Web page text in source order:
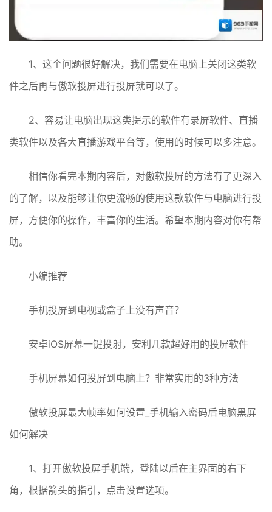
1、这个问题很好解决，我们需要在电脑上关闭这类软
件之后再与傲软投屏进行投屏就可以了。
2、容易让电脑出现这类提示的软件有录屏软件、直播
类软件以及各大直播游戏平台等，使用的时候可以多注意。
相信你看完本期内容后，对傲软投屏的方法有了更深入
的了解，以及能够让你更流畅的使用这款软件与电脑进行投
屏，方便你的操作，丰富你的生活。希望本期内容对你有帮
助。
小编推荐
手机投屏到电视或盒子上没有声音？
安卓iOS屏幕一键投射，安利几款超好用的投屏软件
手机屏幕如何投屏到电脑上？非常实用的3种方法
傲软投屏最大帧率如何设置_手机输入密码后电脑黑屏
如何解决
1、打开傲软投屏手机端，登陆以后在主界面的右下
角，根据箭头的指引，点击设置选项。